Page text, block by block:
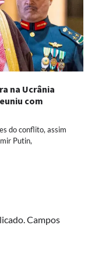
na Ucrânia
com
do conflito, assim
Putin,
Campos